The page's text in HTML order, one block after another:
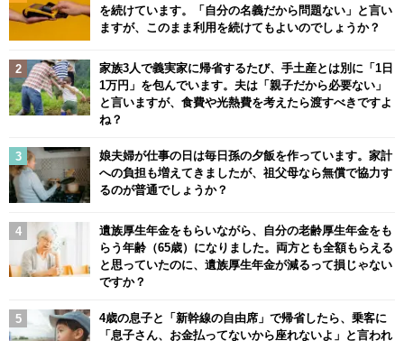
を続けています。「自分の名義だから問題ない」と言い
ますが、このまま利用を続けてもよいのでしょうか？
家族3人で義実家に帰省するたび、手土産とは別に「1日
1万円」を包んでいます。夫は「親子だから必要ない」
と言いますが、食費や光熱費を考えたら渡すべきですよ
ね？
娘夫婦が仕事の日は毎日孫の夕飯を作っています。家計
への負担も増えてきましたが、祖父母なら無償で協力す
るのが普通でしょうか？
遺族厚生年金をもらいながら、自分の老齢厚生年金をも
らう年齢（65歳）になりました。両方とも全額もらえる
と思っていたのに、遺族厚生年金が減るって損じゃない
ですか？
4歳の息子と「新幹線の自由席」で帰省したら、乗客に
「息子さん、お金払ってないから座れないよ」と言われ